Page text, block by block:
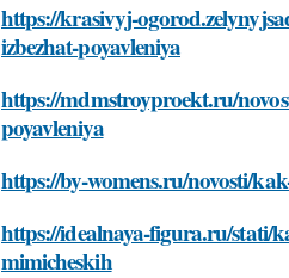
https://krasivyj-
izbezhat-poyavleniya
https://mdmstroyproekt.ru/
poyavleniya
https://by-womens.ru/novosti/
https://idealnaya-figura.ru/stati/
mimicheskih